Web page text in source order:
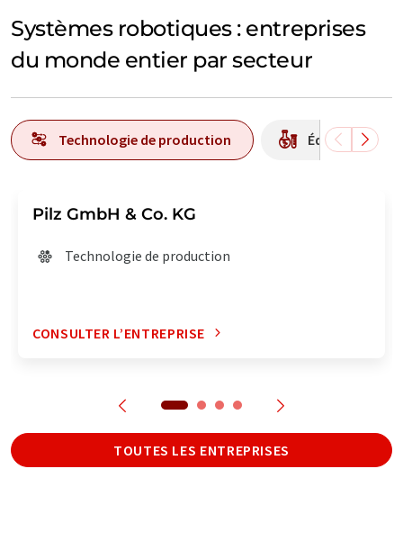
Systèmes robotiques : entreprises
du monde entier par secteur
Technologie de production Équipement /
Pilz GmbH & Co. KG
Technologie de production
CONSULTER L’ENTREPRISE
TOUTES LES ENTREPRISES